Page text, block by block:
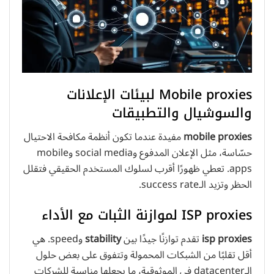
Mobile proxies لبيئات الإعلانات
والسوشيال والتطبيقات
mobile proxiesمفيدة عندما تكون أنظمة مكافحة الاحتيال
حسّاسة، مثل الإعلان المدفوع وsocial media وmobile
apps. تعطي ظهورًا أقرب لسلوك المستخدم الحقيقي فتقلل
الحظر وتزيد الـsuccess rate.
ISP proxies لموازنة الثبات مع الأداء
isp proxiesتقدم توازنًا جيدًا بينstabilityوspeed. هي
أقل تقلبًا من الشبكات المحمولة وتتفوق على بعض حلول